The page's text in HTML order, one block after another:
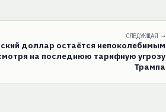
СЛЕДУЮЩАЯ →
доллар остаётся непоколебимым
на последнюю тарифную угрозу
Трампа